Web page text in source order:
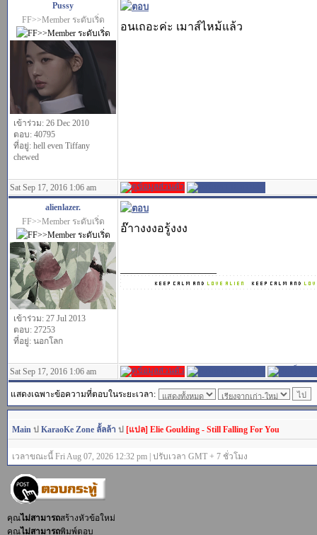
Pussy
FF>>Member ระดับเริ่ด
เข้าร่วม: 26 Dec 2010
ตอบ: 40795
ที่อยู่: hell even Tiffany
chewed
อนเถอะค่ะ เมาส์ไหม้แล้ว
Sat Sep 17, 2016 1:06 am
alienlazer.
FF>>Member ระดับเริ่ด
เข้าร่วม: 27 Jul 2013
ตอบ: 27253
ที่อยู่: นอกโลก
อ๊าางงงอรู้งงง
Sat Sep 17, 2016 1:06 am
แสดงเฉพาะข้อความที่ตอบในระยะเวลา:
Main ป KaraoKe Zone ลั้ลล้า ป [แปล] Elie Goulding - Still Falling For You
เวลาขณะนี้ Fri Aug 07, 2026 12:32 pm | ปรับเวลา GMT + 7 ชั่วโมง
คุณไม่สามารถสร้างหัวข้อใหม่
คุณไม่สามารถพิมพ์ตอบ